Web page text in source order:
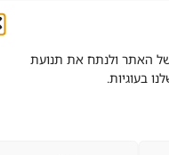
האתר ולנתח את תנועת
בעוגיות.